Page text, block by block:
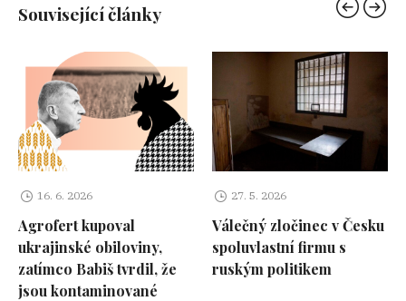
Související články
16. 6. 2026
Agrofert kupoval
ukrajinské obiloviny,
zatímco Babiš tvrdil, že
jsou kontaminované
27. 5. 2026
Válečný zločinec v Česku
spoluvlastní firmu s
ruským politikem